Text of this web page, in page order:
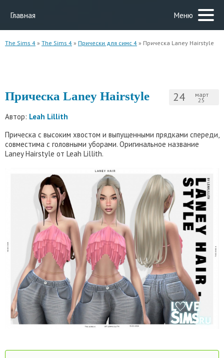
Главная Меню
The Sims 4 » The Sims 4 » Прически для симс 4 » Прическа Laney Hairstyle
24 март
25
Прическа Laney Hairstyle
Автор: Leah Lillith
Прическа с высоким хвостом и выпущенными прядками спереди,
совместима с головными уборами. Оригинальное название
Laney Hairstyle от Leah Lillith.